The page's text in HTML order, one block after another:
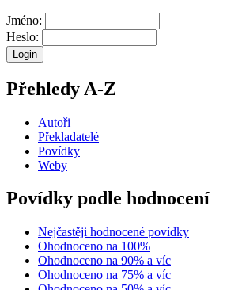
Jméno:
Heslo:
Přehledy A-Z
Autoři
Překladatelé
Povídky
Weby
Povídky podle hodnocení
Nejčastěji hodnocené povídky
Ohodnoceno na 100%
Ohodnoceno na 90% a víc
Ohodnoceno na 75% a víc